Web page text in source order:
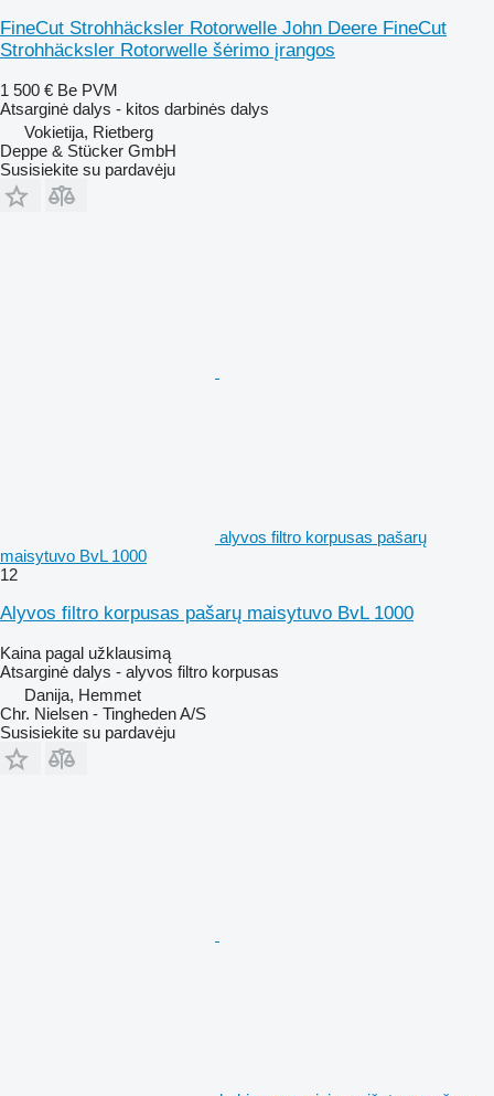
FineCut Strohhäcksler Rotorwelle John Deere FineCut
Strohhäcksler Rotorwelle šėrimo įrangos
1 500 € Be PVM
Atsarginė dalys - kitos darbinės dalys
Vokietija, Rietberg
Deppe & Stücker GmbH
Susisiekite su pardavėju
alyvos filtro korpusas pašarų
maisytuvo BvL 1000
12
Alyvos filtro korpusas pašarų maisytuvo BvL 1000
Kaina pagal užklausimą
Atsarginė dalys - alyvos filtro korpusas
Danija, Hemmet
Chr. Nielsen - Tingheden A/S
Susisiekite su pardavėju